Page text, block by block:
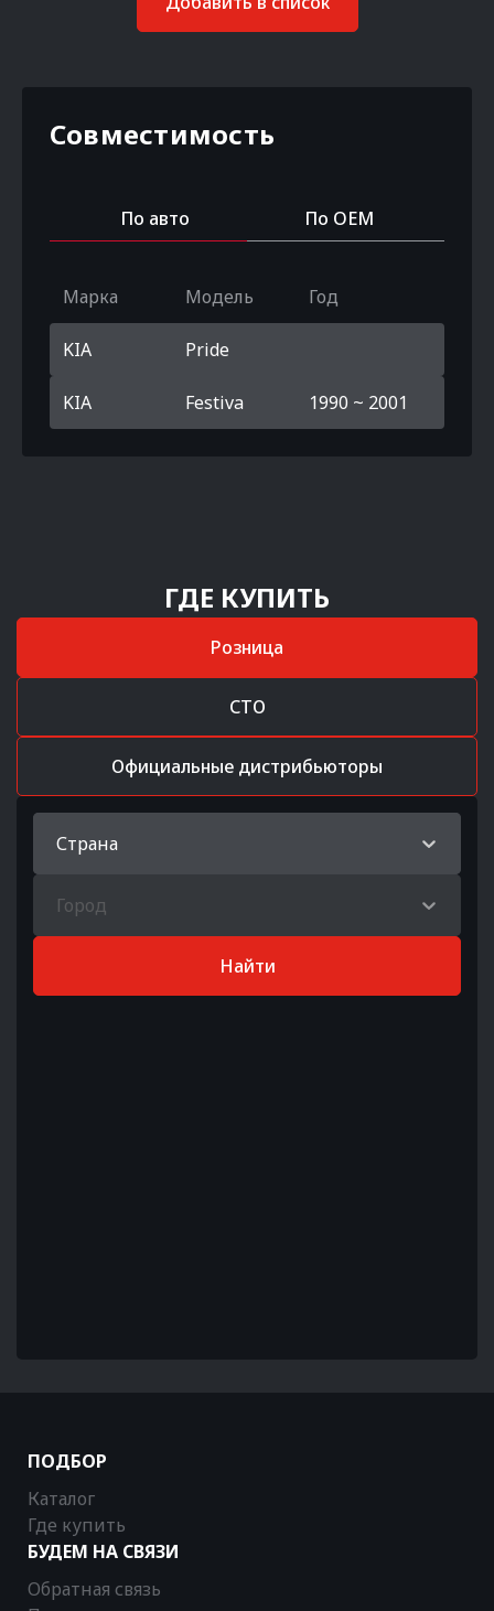
Совместимость
По авто По OEM
Марка Модель Год
KIA Pride
KIA Festiva 1990 ~ 2001
ГДЕ КУПИТЬ
Розница
СТО
Официальные дистрибьюторы
Страна
Город
Найти
ПОДБОР
Каталог
Где купить
БУДЕМ НА СВЯЗИ
Обратная связь